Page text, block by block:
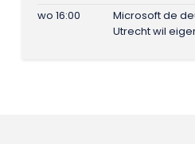
wo 16:00
Microsoft de
Utrecht wil